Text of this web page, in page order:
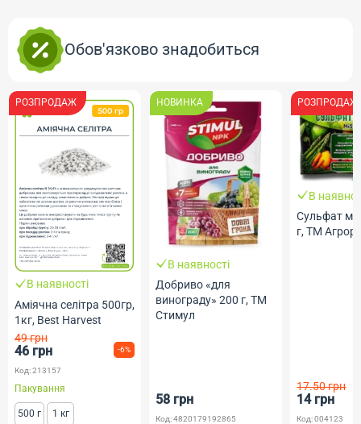
Обов'язково знадобиться
РОЗПРОДАЖ
В наявності
Аміячна селітра 500гр,
1кг, Best Harvest
49 грн
46 грн -6%
Код: 213157
Пакування
500 г 1 кг
НОВИНКА
В наявності
Добриво «для
винограду» 200 г, ТМ
Стимул
58 грн
Код: 4820179192865
РОЗПРОДАЖ
В
Сульфат
г, ТМ
17.50 грн
14 грн
Код: 004123